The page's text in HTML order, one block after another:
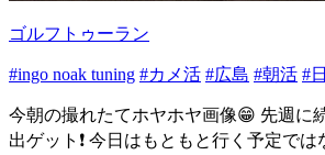
ゴルフトゥーラン
#ingo noak tuning #カメ活 #広島 #朝活 #
今朝の撮れたてホヤホヤ画像😁 先週に
出ゲット❗️ 今日はもともと行く予定では